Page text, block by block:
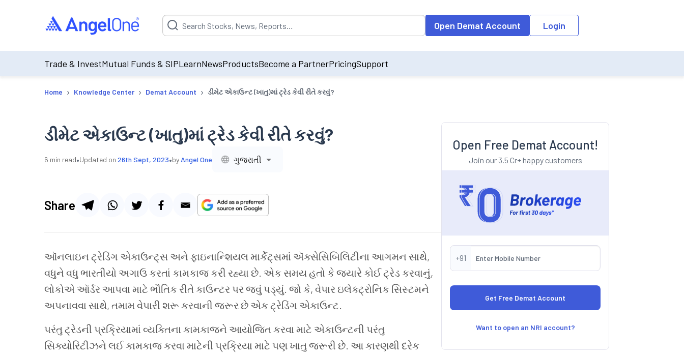
Suggestion will be populated by default on accessing the input field. On entering data into the input field, the suggestion list will be updated as per the
Open Demat Account Login
Trade & InvestMutual Funds & SIPLearnNewsProductsBecome a PartnerPricingSupport
Home › Knowledge Center › Demat Account › ડીમેટ એકાઉન્ટ (ખાતુ)માં ટ્રેડ કેવી રીતે કરવું?
ડીમેટ એકાઉન્ટ (ખાતુ)માં ટ્રેડ કેવી રીતે કરવું?
6 min read•Updated on 26th Sept, 2023•by Angel One ગુજરાતી
Share
ઑનલાઇન ટ્રેડિંગ એકાઉન્ટ્સ અને ફાઇનાન્શિયલમાર્કેટ્સમાં ઍક્સેસિબિલિટીના આગમન સાથે,
વધુને વધુ ભારતીયો અગાઉકરતાં કામકાજ કરી રહ્યા છે. એક સમયહતો કે જ્યારેકોઈટ્રેડકરવાનું,
લોકોએ ઑર્ડર આપવા માટે ભૌતિક રીતેકાઉન્ટર પરજવું પડ્યું. જો કે, વેપારઇલેક્ટ્રોનિક સિસ્ટમને
અપનાવવા સાથે, તમામવેપારી શરૂ કરવાની જરૂર છે એકટ્રેડિંગ એકાઉન્ટ.
પરંતુટ્રેડની પ્રક્રિયામાં વ્યક્તિના કામકાજને આયોજિતકરવા માટે એકાઉન્ટની પરંતુ
સિક્યોરિટીઝને લઈ કામકાજ કરવા માટેની પ્રક્રિયા માટે પણ ખાતુ જરૂરી છે. આ કારણથી દરેક
Open Free Demat Account!
Join our 3.5 Cr+ happy customers
+91
Want to open an NRI account?